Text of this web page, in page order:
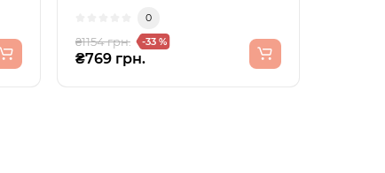
0
₴1154 грн. -33 %
₴769 грн.